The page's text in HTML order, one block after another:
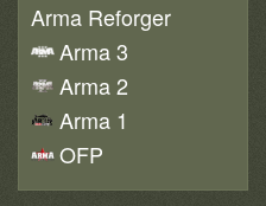
Arma Reforger
Arma 3
Arma 2
Arma 1
OFP